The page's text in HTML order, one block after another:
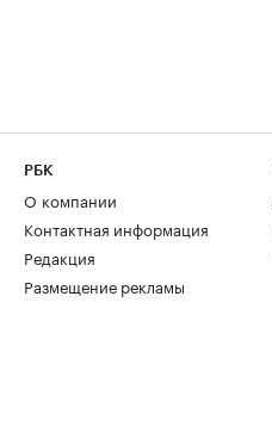
РБК
О компании
Контактная информация
Редакция
Размещение рекламы